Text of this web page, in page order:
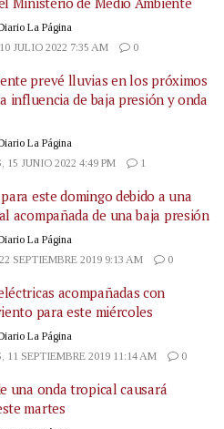
La Página
JULIO 2022 7:35 AM
0
prevé lluvias en los próximos
influencia de baja presión y onda
La Página
15 JUNIO 2022 4:49 PM
1
este domingo debido a una
acompañada de una baja presión
La Página
SEPTIEMBRE 2019 9:13 AM
0
acompañadas con
para este miércoles
La Página
11 SEPTIEMBRE 2019 11:14 AM
0
una onda tropical causará
martes